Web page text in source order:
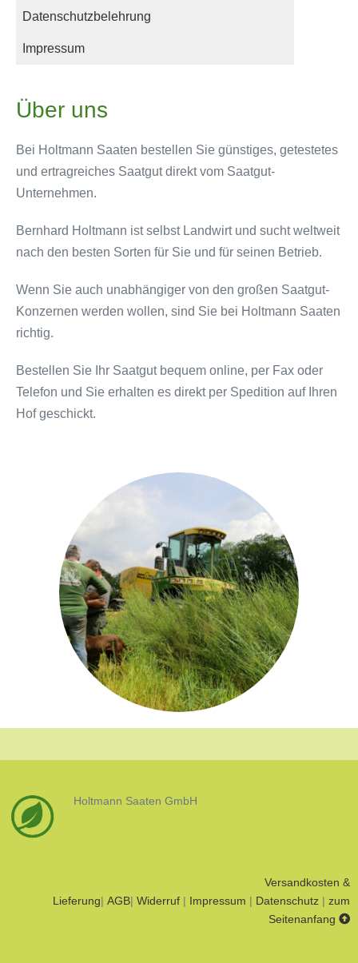
Datenschutzbelehrung
Impressum
Über uns
Bei Holtmann Saaten bestellen Sie günstiges, getestetes
und ertragreiches Saatgut direkt vom Saatgut-
Unternehmen.
Bernhard Holtmann ist selbst Landwirt und sucht weltweit
nach den besten Sorten für Sie und für seinen Betrieb.
Wenn Sie auch unabhängiger von den großen Saatgut-
Konzernen werden wollen, sind Sie bei Holtmann Saaten
richtig.
Bestellen Sie Ihr Saatgut bequem online, per Fax oder
Telefon und Sie erhalten es direkt per Spedition auf Ihren
Hof geschickt.
Holtmann Saaten GmbH
Versandkosten &
Lieferung| AGB| Widerruf | Impressum | Datenschutz | zum
Seitenanfang